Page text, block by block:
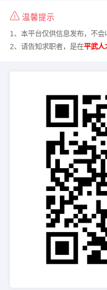
温馨提示
1、本平台仅供信息发布，不会
2、请告知求职者，是在平武人